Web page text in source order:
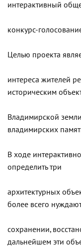
интерактивный
конкурс-
Целью проекта
интереса жителей
историческим
Владимирской
владимирских
В ходе
определить три
архитектурных
более всего
сохранении,
дальнейшем эти